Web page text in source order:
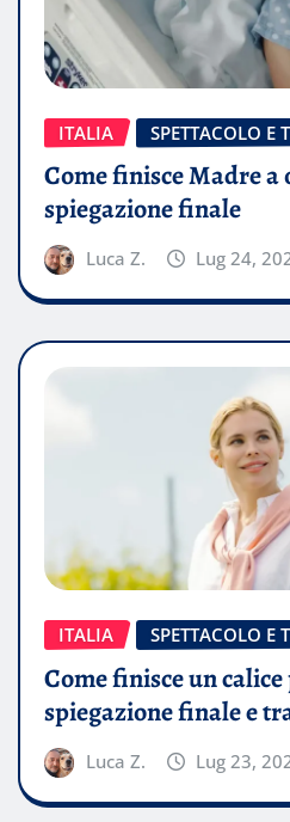
ITALIA SPETTACOLO E
Come finisce Madre a
spiegazione finale
Luca Z. Lug 24,
ITALIA SPETTACOLO E
Come finisce un
spiegazione finale e
Luca Z. Lug 23,